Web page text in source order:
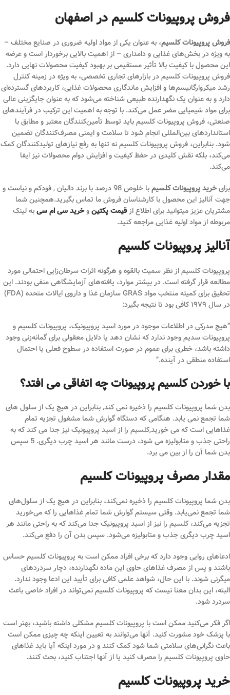
فروش پروپیونات کلسیم در اصفهان
فروش پروپیونات کلسیم، به عنوان یکی از مواد اولیه ضروری در صنایع مختلف –
به ویژه در بخش‌های غذایی و دامداری – از اهمیت بالایی برخوردار است و عرضه
این محصول با کیفیت بالا تأثیر مستقیمی بر بهبود کیفیت محصولات نهایی دارد.
فروش پروپیونات کلسیم در بازارهای تجاری تخصصی، به ویژه در زمینه کنترل
رشد میکروارگانیسم‌ها و افزایش ماندگاری محصولات غذایی، کاربردهای گسترده‌ای
دارد و به عنوان یک نگهدارنده طبیعی شناخته می‌شود که به عنوان جایگزینی عالی
برای مواد شیمیایی مضر عمل می‌کند. با توجه به اهمیت این ترکیب در فرآیندهای
صنعتی، فروش پروپیونات کلسیم باید توسط تأمین‌کنندگان معتبر و مطابق با
استانداردهای بین‌المللی انجام شود تا سلامت و ایمنی مصرف‌کنندگان تضمین
شود. بنابراین، فروش پروپیونات کلسیم نه تنها به رفع نیازهای تولیدکنندگان کمک
می‌کند، بلکه نقش کلیدی در حفظ کیفیت و افزایش دوام محصولات نیز ایفا
می‌کند.
برایخرید پروپیونات کلسیم
با خلوص 98 درصد با برند دالیان , فودکم و نیاست و
جهت آنالیز این محصول با کارشناسان فروش ما تماس بگیرید.همچنین شما
مشتریان عزیز میتوانید برای اطلاع ازقیمت پکتینوخرید سی ام سیبه لینک
مربوطه از مواد اولیه غذایی مراجعه کنید.
آنالیز پروپیونات کلسیم
پروپیونات کلسیم از نظر سمیت بالقوه و هرگونه اثرات سرطان‌زایی احتمالی مورد
مطالعه قرار گرفته است. در بیشتر موارد، یافته‌های آزمایشگاهی منفی بودند. این
تحقیق برای کمیته منتخب مواد GRAS سازمان غذا و داروی ایالات متحده (FDA)
در سال ۱۹۷۹ کافی بود تا نتیجه بگیرد:
“هیچ مدرکی در اطلاعات موجود در مورد اسید پروپیونیک، پروپیونات کلسیم و
پروپیونات سدیم وجود ندارد که نشان دهد یا دلایل معقولی برای گمانه‌زنی وجود
داشته باشد، خطری برای عموم در صورت استفاده در سطوح فعلی یا احتمال
استفاده منطقی در آینده.”
با خوردن کلسیم پروپیونات چه اتفاقی می افتد؟
بدن شما پروپیونات کلسیم را ذخیره نمی کند, بنابراین در هیچ یک از سلول های
شما تجمع نمی یابد. هنگامی که دستگاه گوارش شما مشغول تجزیه تمام
غذاهایی است که می خورید,کلسیم را از اسید پروپیونیک نیز جدا می کند که به
راحتی جذب و متابولیزه می شود، درست مانند هر اسید چرب دیگری. 5 سپس
بدن شما آن را از بین می برد.
مقدار مصرف پروپیونات کلسیم
بدن شما پروپیونات کلسیم را ذخیره نمی‌کند، بنابراین در هیچ یک از سلول‌های
شما تجمع نمی‌یابد. وقتی سیستم گوارش شما تمام غذاهایی را که می‌خورید
تجزیه می‌کند، کلسیم را نیز از اسید پروپیونیک جدا می‌کند که به راحتی مانند هر
اسید چرب دیگری جذب و متابولیزه می‌شود. سپس بدن آن را دفع می‌کند.
ادعاهای روایی وجود دارد که برخی افراد ممکن است به پروپیونات کلسیم حساس
باشند و پس از مصرف غذاهای حاوی این ماده نگهدارنده، دچار سردردهای
میگرنی شوند. با این حال، شواهد علمی کافی برای تأیید این ادعا وجود ندارد.
البته، این بدان معنا نیست که پروپیونات کلسیم نمی‌تواند در افراد خاصی باعث
سردرد شود.
اگر فکر می‌کنید ممکن است با پروپیونات کلسیم مشکلی داشته باشید، بهتر است
با پزشک خود مشورت کنید. آنها می‌توانند به تعیین اینکه چه چیزی ممکن است
باعث نگرانی‌های سلامتی شما شود کمک کنند و در مورد اینکه آیا باید غذاهای
حاوی پروپیونات کلسیم را مصرف کنید یا از آنها اجتناب کنید، بحث کنند.
خرید پروپیونات کلسیم